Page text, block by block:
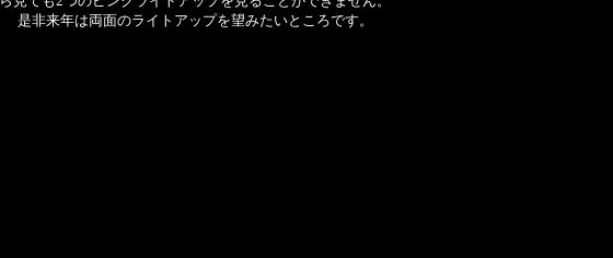
是非来年は両面のライトアップを望みたいところです。